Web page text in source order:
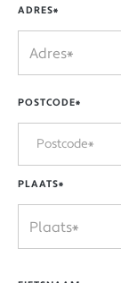
ADRES*
POSTCODE*
PLAATS*